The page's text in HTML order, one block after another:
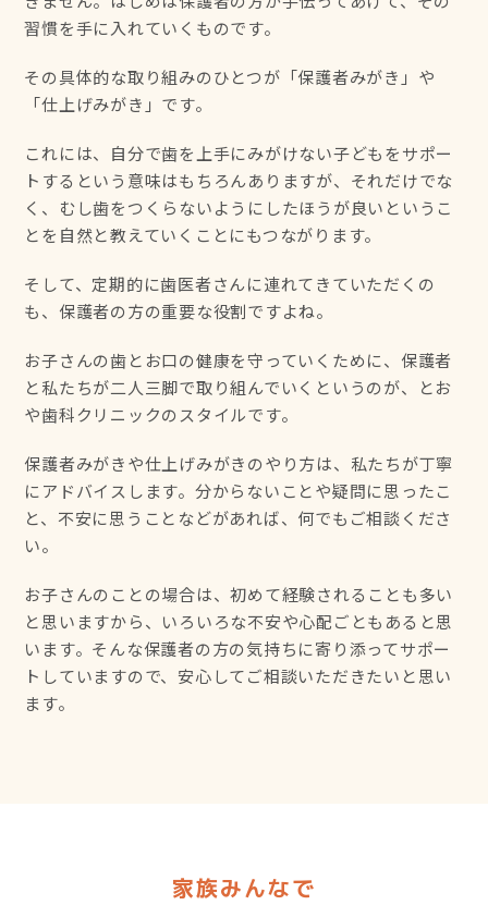
習慣を手に入れていくものです。
その具体的な取り組みのひとつが「保護者みがき」や
「仕上げみがき」です。
これには、自分で歯を上手にみがけない子どもをサポー
トするという意味はもちろんありますが、それだけでな
く、むし歯をつくらないようにしたほうが良いというこ
とを自然と教えていくことにもつながります。
そして、定期的に歯医者さんに連れてきていただくの
も、保護者の方の重要な役割ですよね。
お子さんの歯とお口の健康を守っていくために、保護者
と私たちが二人三脚で取り組んでいくというのが、とお
や歯科クリニックのスタイルです。
保護者みがきや仕上げみがきのやり方は、私たちが丁寧
にアドバイスします。分からないことや疑問に思ったこ
と、不安に思うことなどがあれば、何でもご相談くださ
い。
お子さんのことの場合は、初めて経験されることも多い
と思いますから、いろいろな不安や心配ごともあると思
います。そんな保護者の方の気持ちに寄り添ってサポー
トしていますので、安心してご相談いただきたいと思い
ます。
家族みんなで